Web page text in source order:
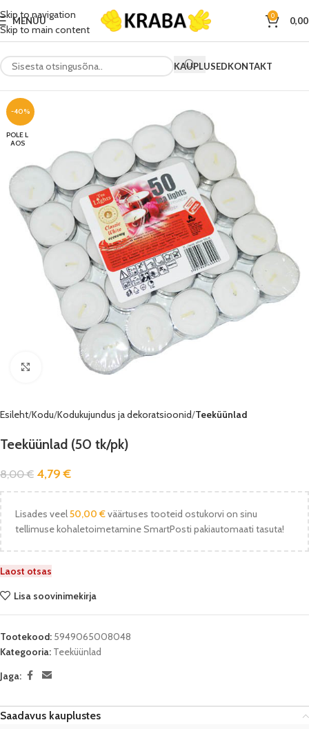
Skip to navigation
Skip to main content
MENÜÜ 0
KAUPLUSEDKONTAKT
-40%
POLE L
AOS
Esileht Kodu Kodukujundus ja dekoratsioonid Teeküünlad
Teeküünlad (50 tk/pk)
8,00€ 4,79€
Lisades veel50,00 €väärtuses tooteid ostukorvi on sinu
tellimuse kohaletoimetamine SmartPosti pakiautomaati tasuta!
Laost otsas
Lisa soovinimekirja
Tootekood: 5949065008048
Kategooria: Teeküünlad
Jaga:
Saadavus kauplustes